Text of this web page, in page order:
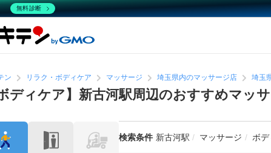
ン リラク・ボディケア マッサージ 埼玉県内のマッサージ店 埼玉
ボディケア】新古河駅周辺のおすすめマッ
検索条件 新古河駅 マッサージ ボ
無料診断